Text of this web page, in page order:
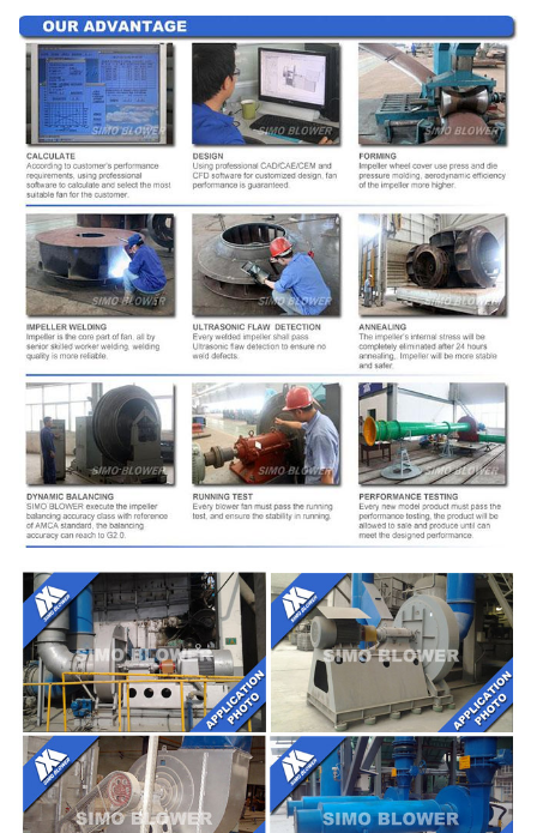
Axe principal
résistance de
carbone),
42CrMo, acier
inoxydable…
Rapport
SÈCHE, SKF,
NSK, ZWZ…
fan centrifuge de
ventilateur facultative
composants
Bâti de système, écran protecteur,
compensateur de canalisation de
silencieux, d'admission et de débouché,
Bride d'admission et de débouché,
amortisseur, déclencheur électrique,
isolant de choc, accouplement de
diaphragme, accouplement liquide,
couverture de pluie de moteur, capteur
de température, capteur vibrant,
démarreur mou, inverseur, moteur
électrique spécial, système de
lubrification d'instrument de contrôle du
système, réservoir aérien etc. de
lubrifiant